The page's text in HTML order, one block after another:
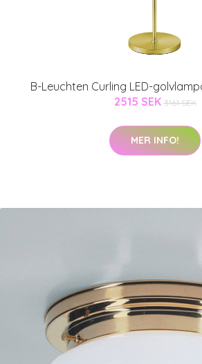
B-Leuchten Curling LED-
2515 SEK 3161 SEK
MER INFO!